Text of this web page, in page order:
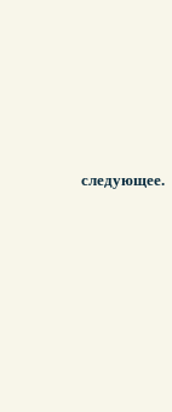
следующее.